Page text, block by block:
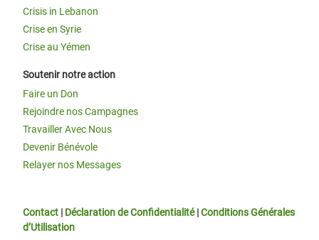
Crisis in Lebanon
Crise en Syrie
Crise au Yémen
Soutenir notre action
Faire un Don
Rejoindre nos Campagnes
Travailler Avec Nous
Devenir Bénévole
Relayer nos Messages
Contact | Déclaration de Confidentialité|Conditions Générales
d’Utilisation